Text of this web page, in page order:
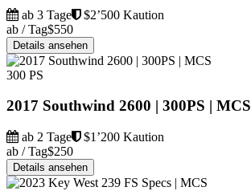
ab 3 Tage
$2’500 Kaution
ab / Tag$550
Details ansehen
300 PS
2017 Southwind 2600 | 300PS | MCS
ab 2 Tage
$1’200 Kaution
ab / Tag$250
Details ansehen